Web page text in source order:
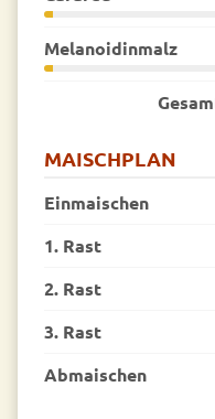
Melanoidinmalz
MAISCHPLAN
Einmaischen
1. Rast
2. Rast
3. Rast
Abmaischen